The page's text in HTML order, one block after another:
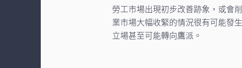
勞工市場出現初步改善跡象，或會
業市場大幅收緊的情況很有可能發
立場甚至可能轉向鷹派。